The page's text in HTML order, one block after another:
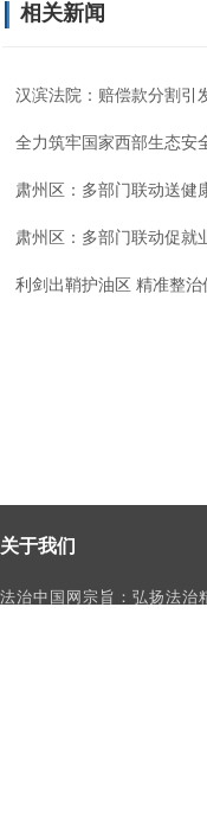
相关新闻
汉滨法院：赔偿款分割引
全力筑牢国家西部生态安
肃州区：多部门联动送健
肃州区：多部门联动促就
利剑出鞘护油区 精准整治
关于我们
法治中国网宗旨：弘扬法治